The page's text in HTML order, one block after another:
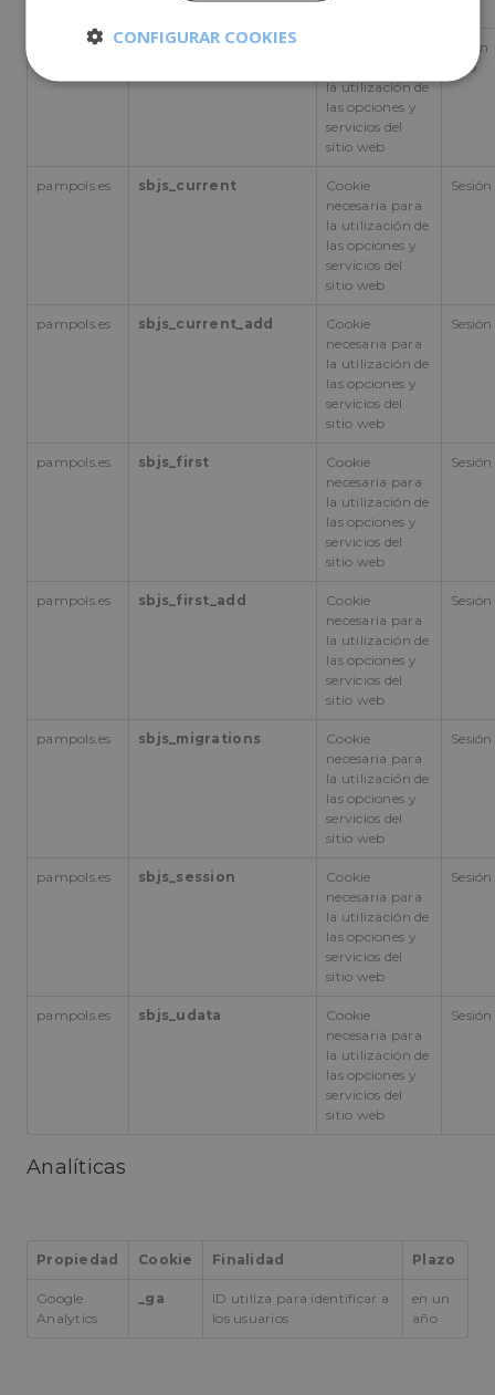
pampols.es pll_language
la utilización de
las opciones y
servicios del
sitio web
en un
año
pampols.es sbjs_current
Cookie
necesaria para
la utilización de
las opciones y
servicios del
sitio web
Sesión
pampols.es sbjs_current_add
Cookie
necesaria para
la utilización de
las opciones y
servicios del
sitio web
Sesión
pampols.es sbjs_first
Cookie
necesaria para
la utilización de
las opciones y
servicios del
sitio web
Sesión
pampols.es sbjs_first_add
Cookie
necesaria para
la utilización de
las opciones y
servicios del
sitio web
Sesión
pampols.es sbjs_migrations
Cookie
necesaria para
la utilización de
las opciones y
servicios del
sitio web
Sesión
pampols.es sbjs_session
Cookie
necesaria para
la utilización de
las opciones y
servicios del
sitio web
Sesión
pampols.es sbjs_udata
Cookie
necesaria para
la utilización de
las opciones y
servicios del
sitio web
Sesión
Analíticas
Propiedad Cookie Finalidad Plazo
Google
Analytics
_ga
ID utiliza para identificar a
los usuarios
en un
año
CONFIGURAR COOKIES
Cookies
Cookies de
rendimiento
Cookies de
funcionalidad
Cookies estrictamente necesarias
Cookies de funcionalidad
Las cookies estrictamente necesarias permiten la
funcionalidad principal del sitio web, como el inicio
de sesión de usuario y la gestión de cuentas. El sitio
web no se puede utilizar correctamente sin las
Nombre
Proveedor
Vencimiento
CookieScript
1 mes
Sesión
sesión
Política de Privacidad de Google